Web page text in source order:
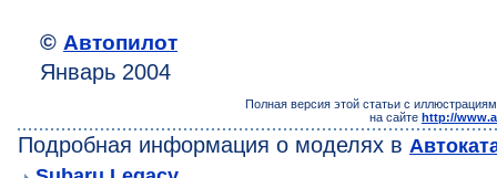
© Автопилот
Январь 2004
Полная версия этой статьи с
на сайте http://
Подробная информация о моделях в